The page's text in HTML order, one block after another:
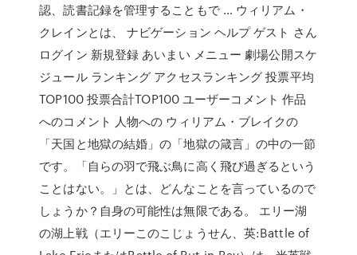
認、読書記録を管理することもで … ウィリアム・
クレインとは、 ナビゲーション ヘルプ ゲスト さん
ログイン 新規登録 あいまい メニュー 劇場公開スケ
ジュール ランキング アクセスランキング 投票平均
TOP100 投票合計TOP100 ユーザーコメント 作品
へのコメント 人物への ウィリアム・ブレイクの
「天国と地獄の結婚」の「地獄の箴言」の中の一節
です。「自らの羽で飛ぶ鳥に高く飛び過ぎるという
ことはない。」とは、どんなことを言っているので
しょうか？自身の可能性は無限である。 エリー湖
の湖上戦（エリーこのこじょうせん、英:Battle of